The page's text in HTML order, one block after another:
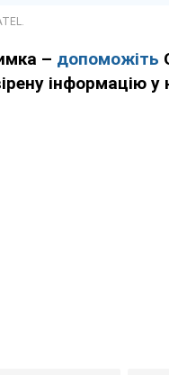
– допоможіть
інформацію